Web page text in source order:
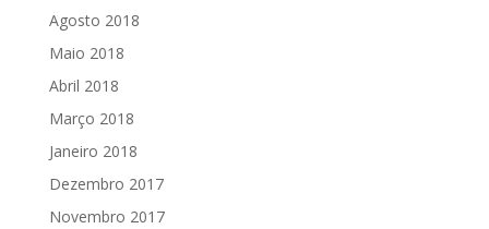
Agosto 2018
Maio 2018
Abril 2018
Março 2018
Janeiro 2018
Dezembro 2017
Novembro 2017